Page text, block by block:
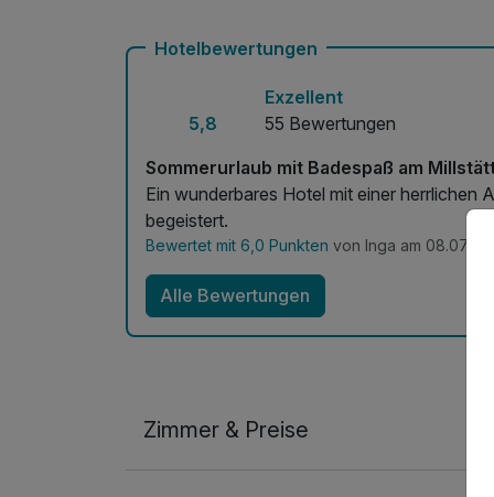
Hotelbewertungen
5,8
Exzellent
55 Bewertungen
Sommerurlaub mit Badespaß am
Ein wunderbares Hotel mit einer herrlichen
begeistert.
Bewertet mit 6,0 Punkten von Inga am
Alle Bewertungen
Zimmer & Preise